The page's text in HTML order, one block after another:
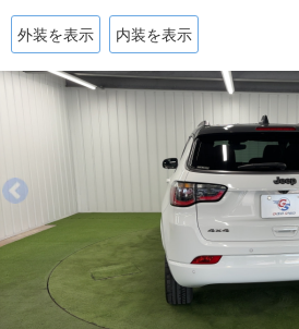
外装を表示 内装を表示